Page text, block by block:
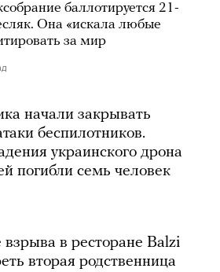
баллотируется 21-
Она «искала любые
за мир
начали закрывать
беспилотников.
украинского дрона
погибли семь человек
взрыва в ресторане Balzi
вторая родственница